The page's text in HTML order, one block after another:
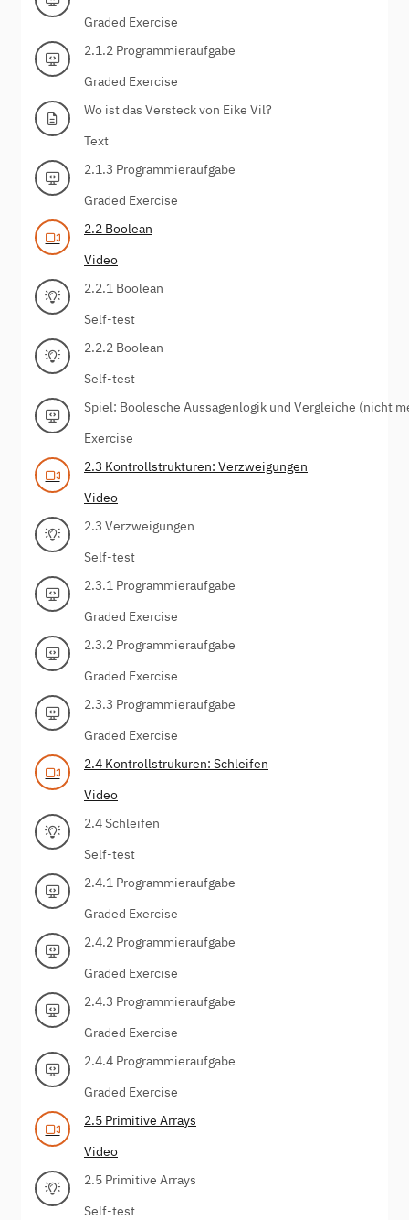
Graded Exercise
2.1.2 Programmieraufgabe
Graded Exercise
Wo ist das Versteck von Eike Vil?
Text
2.1.3 Programmieraufgabe
Graded Exercise
2.2 Boolean
Video
2.2.1 Boolean
Self-test
2.2.2 Boolean
Self-test
Spiel: Boolesche Aussagenlogik und Vergleiche (nicht
Exercise
2.3 Kontrollstrukturen: Verzweigungen
Video
2.3 Verzweigungen
Self-test
2.3.1 Programmieraufgabe
Graded Exercise
2.3.2 Programmieraufgabe
Graded Exercise
2.3.3 Programmieraufgabe
Graded Exercise
2.4 Kontrollstrukuren: Schleifen
Video
2.4 Schleifen
Self-test
2.4.1 Programmieraufgabe
Graded Exercise
2.4.2 Programmieraufgabe
Graded Exercise
2.4.3 Programmieraufgabe
Graded Exercise
2.4.4 Programmieraufgabe
Graded Exercise
2.5 Primitive Arrays
Video
2.5 Primitive Arrays
Self-test